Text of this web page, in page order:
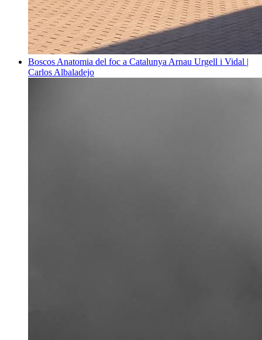
Boscos Anatomia del foc a Catalunya Arnau Urgell i Vidal |
Carlos Albaladejo